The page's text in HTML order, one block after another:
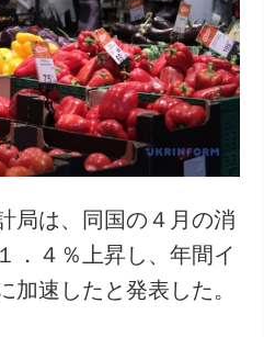
局は、同国の４月の消
．４％上昇し、年間イ
加速したと発表した。